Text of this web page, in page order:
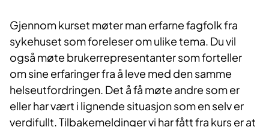
Gjennom kurset møter man erfarne fagfolk fra
sykehuset som foreleser om ulike tema. Du vil
også møte brukerrepresentanter som forteller
om sine erfaringer fra å leve med den samme
helseutfordringen. Det å få møte andre som er
eller har vært i lignende situasjon som en selv er
verdifullt. Tilbakemeldinger vi har fått fra kurs er at